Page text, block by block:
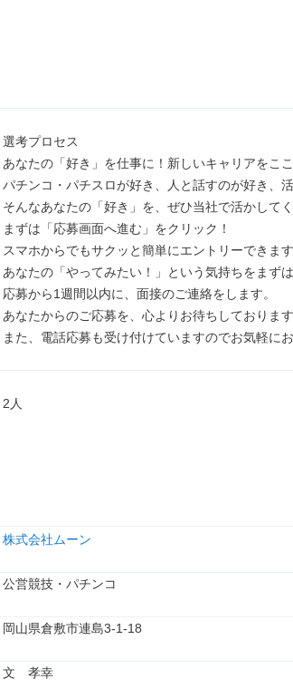
選考プロセス
あなたの「好き」を仕事に！新しいキャリアをこ
パチンコ・パチスロが好き、人と話すのが好き、
そんなあなたの「好き」を、ぜひ当社で活かしてく
まずは「応募画面へ進む」をクリック！
スマホからでもサクッと簡単にエントリーできます
あなたの「やってみたい！」という気持ちをまず
応募から1週間以内に、面接のご連絡をします。
あなたからのご応募を、心よりお待ちしております
また、電話応募も受け付けていますのでお気軽に
2人
株式会社ムーン
公営競技・パチンコ
岡山県倉敷市連島3‐1-18
文　孝幸